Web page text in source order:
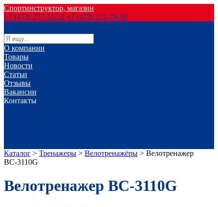
Спортинструктор, магазин
+7 (473) 277-51-32 +7 (473) 272-78-39
О компании
Товары
Новости
Статьи
Отзывы
Вакансии
Контакты
Каталог > Тренажеры > Велотренажёры > Велотренажер
ВС-3110G
Велотренажер ВС-3110G